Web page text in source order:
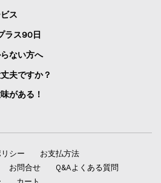
ス
ラス90日
ない方へ
夫ですか？
がある！
シー
お支払方法
お問合せ
Q&Aよくある質問